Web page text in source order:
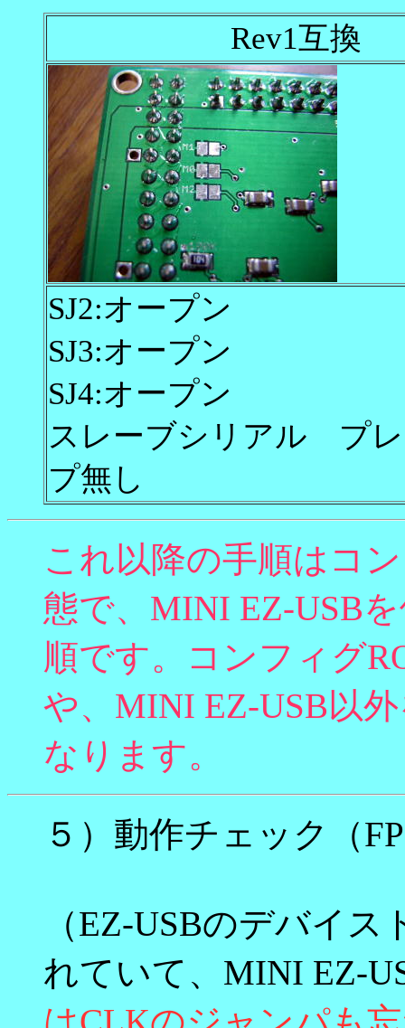
Rev1互換
SJ2:オープン
SJ3:オープン
SJ4:オープン
スレーブシリアル プ
プ無し
これ以降の手順はコ
態で、MINI EZ-USB
順です。コンフィグ
や、MINI EZ-USB以
なります。
５）動作チェック（
（EZ-USBのデバイ
れていて、MINI EZ-